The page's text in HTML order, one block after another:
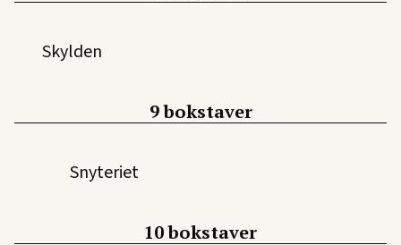
Skylden
9 bokstaver
Snyteriet
10 bokstaver